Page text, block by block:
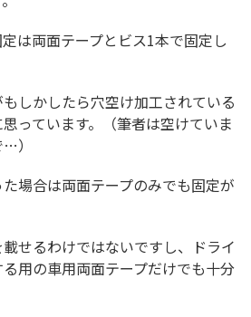
は両面テープとビス1本で固定し
しかしたら穴空け加工されている
っています。（筆者は空けていま
）
場合は両面テープのみでも固定が
せるわけではないですし、ドライ
用の車用両面テープだけでも十分